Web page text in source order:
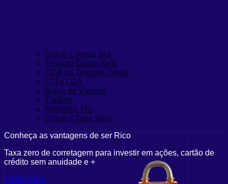
O que é renda fixa
Tesouro Direto Selic
CDB ou Tesouro Direto
LCI e LCA
Bolsa de Valores
Trading
Melhores FIIs
O que é Taxa Selic
Conheça as vantagens de ser Rico
Taxa zero de corretagem para investir em ações, cartão de
crédito sem anuidade e +
Saiba mais